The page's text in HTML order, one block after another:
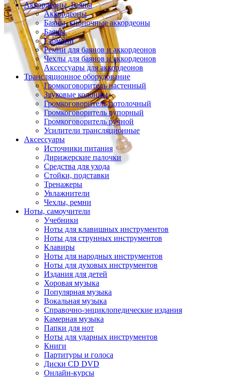
Аккордеоны, Баяны
Аккордеоны
Баяны, кнопочные аккордеоны
Баяны
Гармони
Ремни для баянов и аккордеонов
Чехлы для баянов и аккордеонов
Аксессуары для аккордеонов
Трансляционное оборудование
Громкоговоритель настенный
Звуковые колонны
Громкоговоритель потолочный
Громкоговоритель рупорный
Громкоговоритель ручной
Усилители трансляционные
Аксессуары
Источники питания
Дирижерские палочки
Средства для ухода
Стойки, подставки
Тренажеры
Увлажнители
Чехлы, ремни
Ноты, самоучители
Учебники
Ноты для клавишных инструментов
Ноты для струнных инструментов
Клавиры
Ноты для народных инструментов
Ноты для духовых инструментов
Издания для детей
Хоровая музыка
Популярная музыка
Вокальная музыка
Справочно-энциклопедические издания
Камерная музыка
Папки для нот
Ноты для ударных инструментов
Книги
Партитуры и голоса
Диски CD DVD
Онлайн-курсы